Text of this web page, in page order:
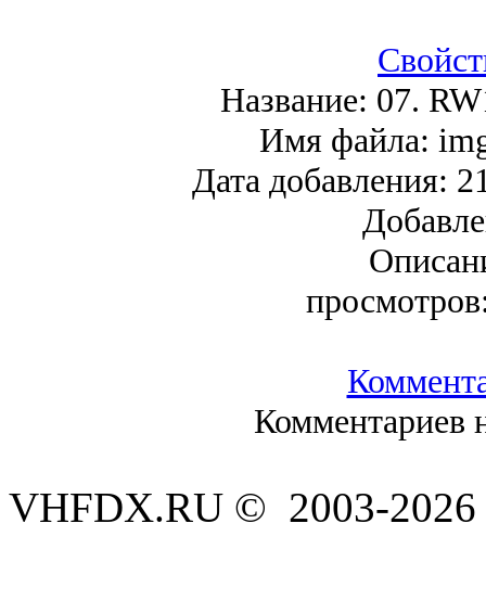
Название: 07.
Имя файла:
Дата добавления:
Комментариев
VHFDX.RU © 2003-2026